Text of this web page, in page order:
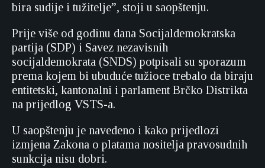
bira sudije i tužitelje”, stoji u saopštenju.
Prije više od godinu dana Socijaldemokratska
partija (SDP) i Savez nezavisnih
socijaldemokrata (SNDS) potpisali su sporazum
prema kojem bi ubuduće tužioce trebalo da biraju
entitetski, kantonalni i parlament Brčko Distrikta
na prijedlog VSTS-a.
U saopštenju je navedeno i kako prijedlozi
izmjena Zakona o platama nositelja pravosudnih
sunkcija nisu dobri.